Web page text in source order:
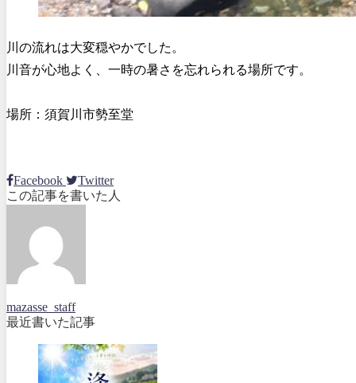
川の流れは大変穏やかでした。
川音が心地よく、一時の暑さを忘れられる場所です。
場所：須賀川市勢至堂
Facebook
Twitter
この記事を書いた人
mazasse_staff
最近書いた記事